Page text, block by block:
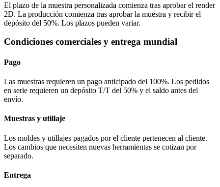
El plazo de la muestra personalizada comienza tras aprobar el render
2D. La producción comienza tras aprobar la muestra y recibir el
depósito del 50%. Los plazos pueden variar.
Condiciones comerciales y entrega mundial
Pago
Las muestras requieren un pago anticipado del 100%. Los pedidos
en serie requieren un depósito T/T del 50% y el saldo antes del
envío.
Muestras y utillaje
Los moldes y utillajes pagados por el cliente pertenecen al cliente.
Los cambios que necesiten nuevas herramientas se cotizan por
separado.
Entrega